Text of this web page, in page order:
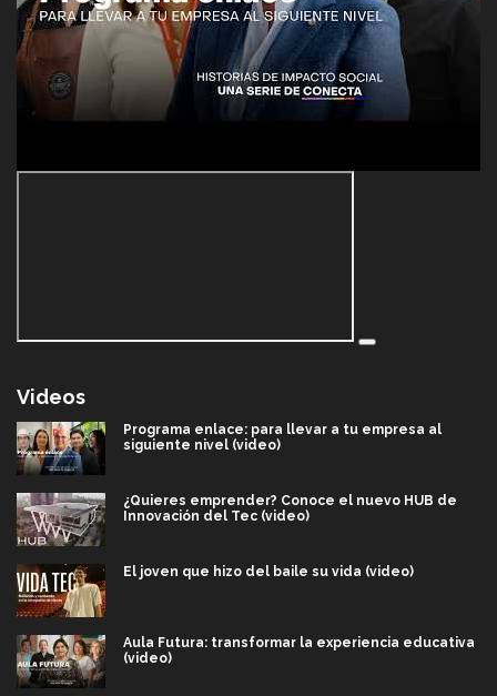
Videos
Programa enlace: para llevar a tu empresa al
siguiente nivel (video)
¿Quieres emprender? Conoce el nuevo HUB de
Innovación del Tec (video)
El joven que hizo del baile su vida (video)
Aula Futura: transformar la experiencia educativa
(video)